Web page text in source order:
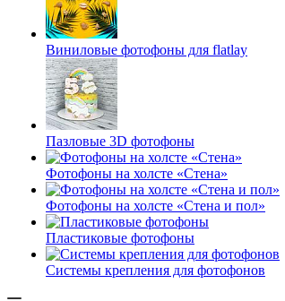
Виниловые фотофоны для flatlay
Пазловые 3D фотофоны
Фотофоны на холсте «Стена»
Фотофоны на холсте «Стена и пол»
Пластиковые фотофоны
Системы крепления для фотофонов